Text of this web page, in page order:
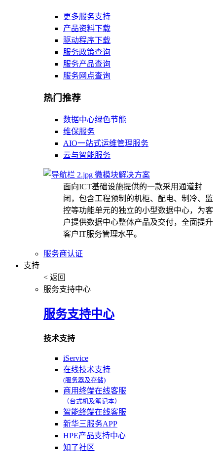
更多服务支持
产品资料下载
驱动程序下载
服务政策查询
服务产品查询
服务网点查询
热门推荐
数据中心绿色节能
维保服务
AIO一站式运维管理服务
云与智能服务
微模块解决方案
面向ICT基础设施提供的一款采用通道封
闭，包含工程预制的机柜、配电、制冷、监
控等功能单元的独立的小型数据中心，为客
户提供数据中心整体产品及交付，全面提升
客户IT服务管理水平。
服务商认证
支持
< 返回
服务支持中心
服务支持中心
技术支持
iService
在线技术支持
(服务器及存储)
商用终端在线客服
（台式机及笔记本）
智能终端在线客服
新华三服务APP
HPE产品支持中心
知了社区